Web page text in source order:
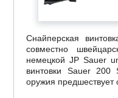
Снайперская
совместно
немецкой JP Sauer
винтовки Sauer 200
оружия предшествует